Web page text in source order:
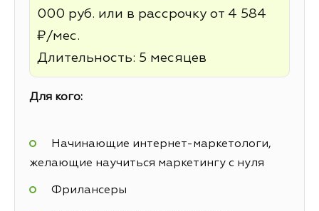
000 руб. или в рассрочку от 4 584
₽/мес.
Длительность: 5 месяцев
Для кого:
Начинающие интернет-маркетологи,
желающие научиться маркетингу с нуля
Фрилансеры